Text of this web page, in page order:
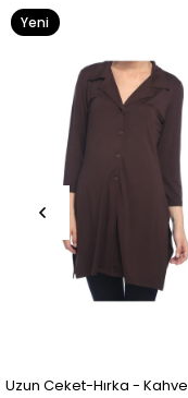
Uzun Ceket-Hırka - Kahve
Yeni